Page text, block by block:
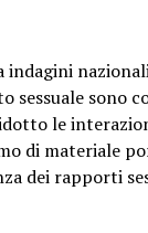
sessuale sono
le
di materiale
dei rapporti